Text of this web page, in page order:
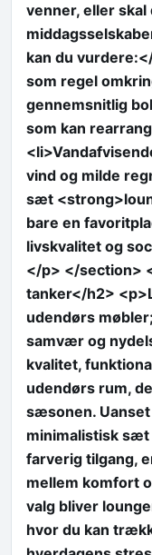
venner, eller
kan du
som regel
gennemsnitlig
som kan
vind og milde
sæt
bare en
livskvalitet og
</p> </section>
tanker</h2>
udendørs
samvær og
kvalitet,
udendørs rum,
sæsonen.
minimalistisk sæt
farverig tilgang,
mellem komfort
valg bliver
hvor du kan